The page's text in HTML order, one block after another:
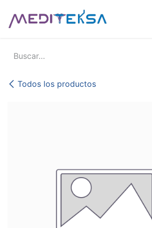
Todos los productos